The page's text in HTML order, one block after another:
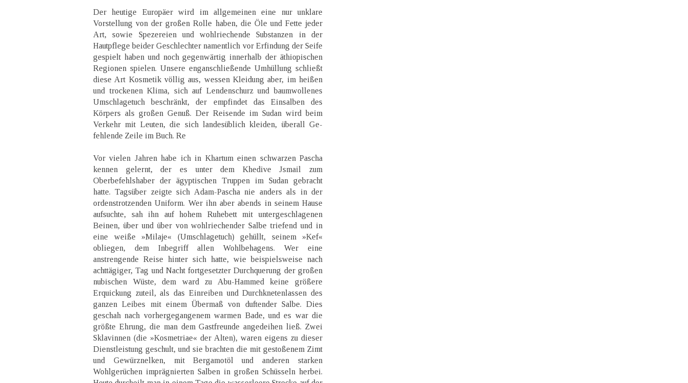
Der heutige Europäer wird im allgemeinen eine nur unklare
Vorstellung von der großen Rolle haben, die Öle und Fette jeder
Art, sowie Spezereien und wohlriechende Substanzen in der
Hautpflege beider Geschlechter namentlich vor Erfindung der Seife
gespielt haben und noch gegenwärtig innerhalb der äthiopischen
Regionen spielen. Unsere enganschließende Umhüllung schließt
diese Art Kosmetik völlig aus, wessen Kleidung aber, im heißen
und trockenen Klima, sich auf Lendenschurz und baumwollenes
Umschlagetuch beschränkt, der empfindet das Einsalben des
Körpers als großen Genuß. Der Reisende im Sudan wird beim
Verkehr mit Leuten, die sich landesüblich kleiden, überall Ge-
fehlende Zeile im Buch. Re
Vor vielen Jahren habe ich in Khartum einen schwarzen Pascha
kennen gelernt, der es unter dem Khedive Jsmail zum
Oberbefehlshaber der ägyptischen Truppen im Sudan gebracht
hatte. Tagsüber zeigte sich Adam-Pascha nie anders als in der
ordenstrotzenden Uniform. Wer ihn aber abends in seinem Hause
aufsuchte, sah ihn auf hohem Ruhebett mit untergeschlagenen
Beinen, über und über von wohlriechender Salbe triefend und in
eine weiße »Milaje« (Umschlagetuch) gehüllt, seinem »Kef«
obliegen, dem Inbegriff allen Wohlbehagens. Wer eine
anstrengende Reise hinter sich hatte, wie beispielsweise nach
achttägiger, Tag und Nacht fortgesetzter Durchquerung der großen
nubischen Wüste, dem ward zu Abu-Hammed keine größere
Erquickung zuteil, als das Einreiben und Durchknetenlassen des
ganzen Leibes mit einem Übermaß von duftender Salbe. Dies
geschah nach vorhergegangenem warmen Bade, und es war die
größte Ehrung, die man dem Gastfreunde angedeihen ließ. Zwei
Sklavinnen (die »Kosmetriae« der Alten), waren eigens zu dieser
Dienstleistung geschult, und sie brachten die mit gestoßenem Zimt
und Gewürznelken, mit Bergamotöl und anderen starken
Wohlgerüchen imprägnierten Salben in großen Schüsseln herbei.